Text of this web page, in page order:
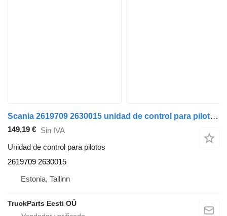
Scania 2619709 2630015 unidad de control para pilotos para Scania L,P,G,R,S-series (2016-) cabeza tractora
149,19 € Sin IVA
Unidad de control para pilotos
2619709 2630015
Estonia, Tallinn
TruckParts Eesti OÜ